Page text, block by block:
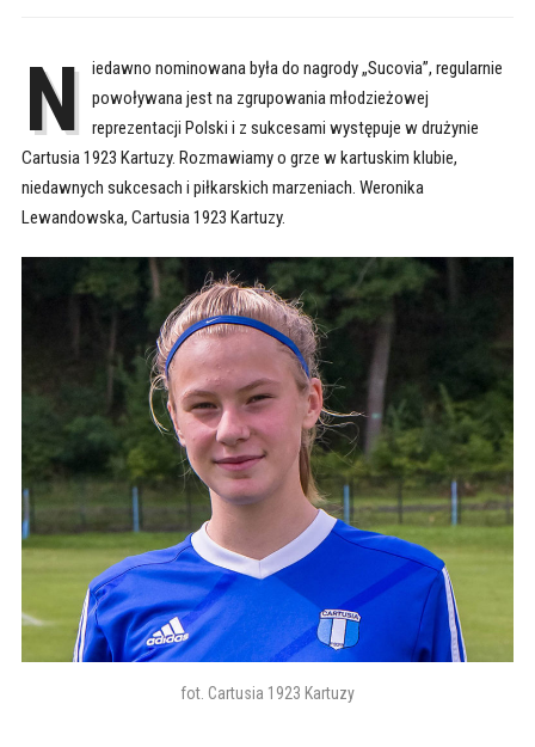
N
iedawno nominowana była do nagrody „Sucovia”, regularnie
powoływana jest na zgrupowania młodzieżowej
reprezentacji Polski i z sukcesami występuje w drużynie
Cartusia 1923 Kartuzy. Rozmawiamy o grze w kartuskim klubie,
niedawnych sukcesach i piłkarskich marzeniach. Weronika
Lewandowska, Cartusia 1923 Kartuzy.
fot. Cartusia 1923 Kartuzy